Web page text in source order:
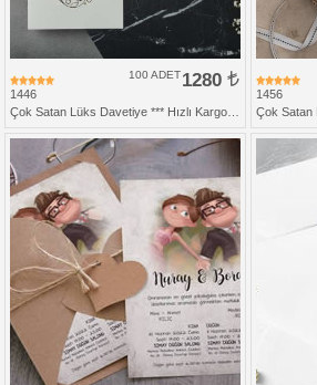
1446
1280
100 ADET
1456